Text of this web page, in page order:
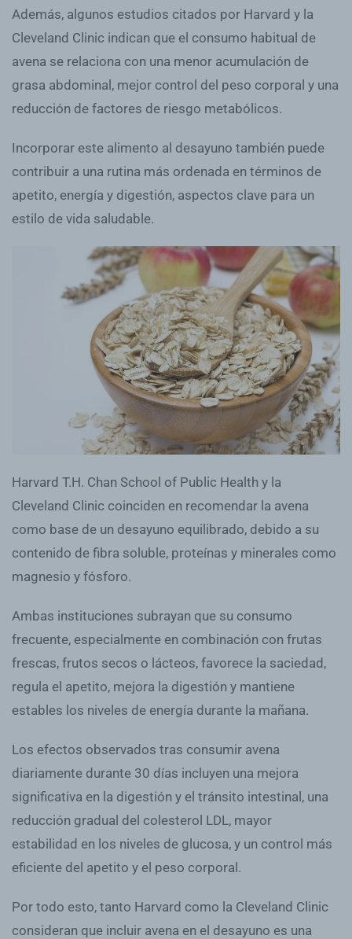
Además, algunos estudios citados por Harvard y la
Cleveland Clinic indican que el consumo habitual de
avena se relaciona con una menor acumulación de
grasa abdominal, mejor control del peso corporal y una
reducción de factores de riesgo metabólicos.
Incorporar este alimento al desayuno también puede
contribuir a una rutina más ordenada en términos de
apetito, energía y digestión, aspectos clave para un
estilo de vida saludable.
Harvard T.H. Chan School of Public Health y la
Cleveland Clinic coinciden en recomendar la avena
como base de un desayuno equilibrado, debido a su
contenido de fibra soluble, proteínas y minerales como
magnesio y fósforo.
Ambas instituciones subrayan que su consumo
frecuente, especialmente en combinación con frutas
frescas, frutos secos o lácteos, favorece la saciedad,
regula el apetito, mejora la digestión y mantiene
estables los niveles de energía durante la mañana.
Los efectos observados tras consumir avena
diariamente durante 30 días incluyen una mejora
significativa en la digestión y el tránsito intestinal, una
reducción gradual del colesterol LDL, mayor
estabilidad en los niveles de glucosa, y un control más
eficiente del apetito y el peso corporal.
Por todo esto, tanto Harvard como la Cleveland Clinic
consideran que incluir avena en el desayuno es una